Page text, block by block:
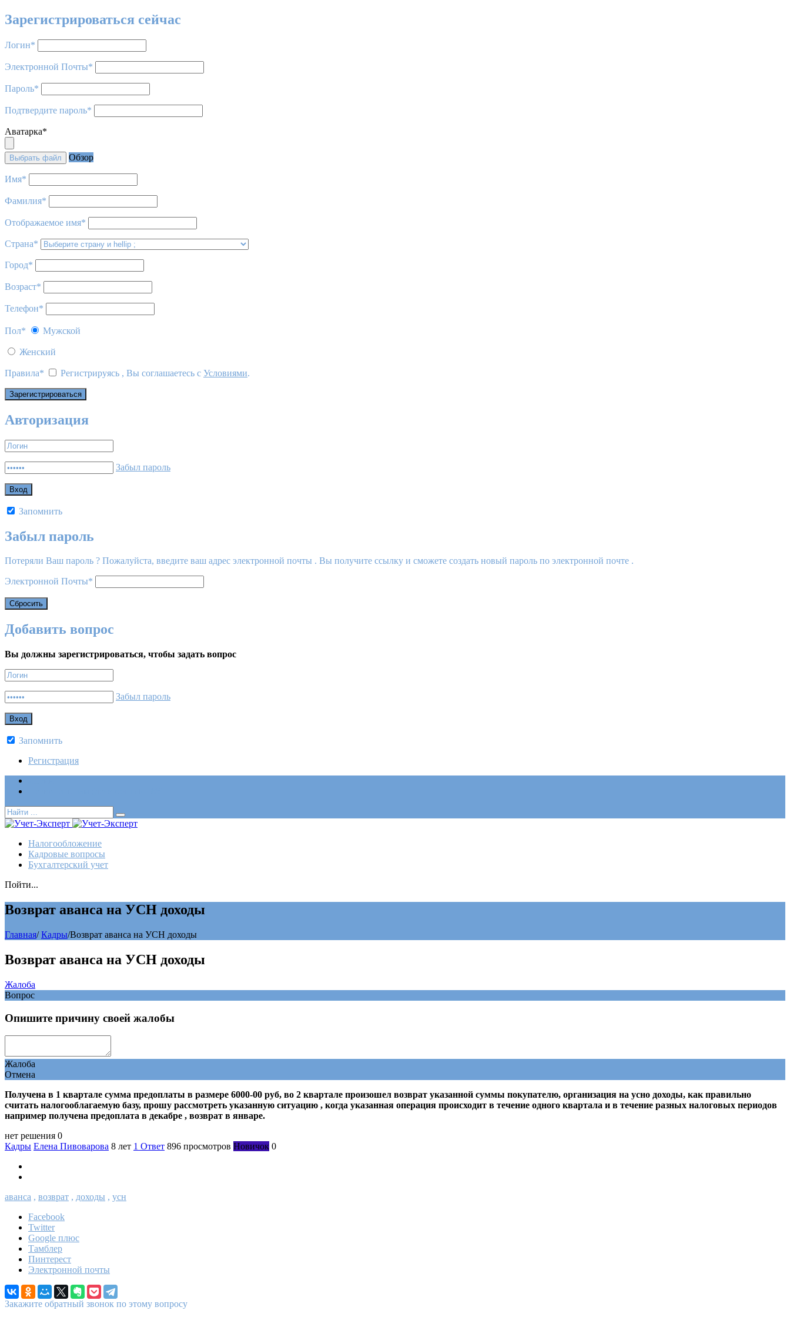
Зарегистрироваться сейчас
Логин*
Электронной Почты*
Пароль*
Подтвердите пароль*
Аватарка*
Выбрать файл Обзор
Имя*
Фамилия*
Отображаемое имя*
Страна*
Город*
Возраст*
Телефон*
Пол* Мужской
Женский
Правила* Регистрируясь , Вы соглашаетесь с Условиями.
Авторизация
Забыл пароль
Запомнить
Забыл пароль
Потеряли Ваш пароль ? Пожалуйста, введите ваш адрес электронной почты . Вы получите ссылку и сможете создать новый пароль по электронной почте .
Электронной Почты*
Добавить вопрос
Вы должны зарегистрироваться, чтобы задать вопрос
Забыл пароль
Запомнить
Регистрация
Налогообложение
Кадровые вопросы
Бухгалтерский учет
Пойти...
Возврат аванса на УСН доходы
Главная/ Кадры/Возврат аванса на УСН доходы
Возврат аванса на УСН доходы
Жалоба
Вопрос
Опишите причину своей жалобы
Жалоба
Отмена
Получена в 1 квартале сумма предоплаты в размере 6000-00 руб, во 2 квартале произошел возврат указанной суммы покупателю, организация на усно доходы, как правильно
считать налогооблагаемую базу, прошу рассмотреть указанную ситуацию , когда указанная операция происходит в течение одного квартала и в течение разных налоговых периодов
например получена предоплата в декабре , возврат в январе.
нет решения 0
Кадры Елена Пивоварова 8 лет 1 Ответ 896 просмотров Новичок 0
аванса , возврат , доходы , усн
Facebook
Twitter
Google плюс
Тамблер
Пинтерест
Электронной почты
Закажите обратный звонок по этому вопросу